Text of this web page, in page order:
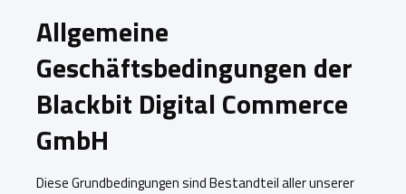
Allgemeine
Geschäftsbedingungen der
Blackbit Digital Commerce
GmbH
Diese Grundbedingungen sind Bestandteil aller unserer